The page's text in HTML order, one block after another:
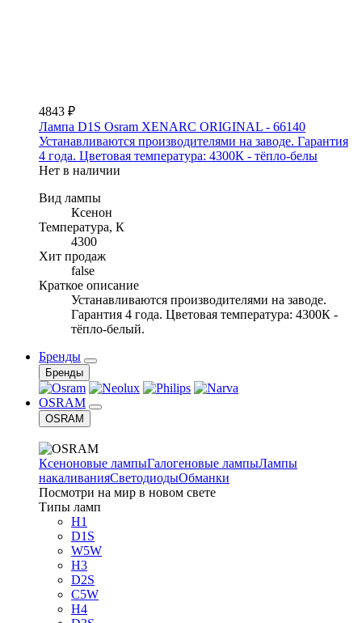
4843 ₽
Лампа D1S Osram XENARC ORIGINAL - 66140
Устанавливаются производителями на заводе. Гарантия
4 года. Цветовая температура: 4300К - тёпло-белы
Нет в наличии
Вид лампы
Ксенон
Температура, К
4300
Хит продаж
false
Краткое описание
Устанавливаются производителями на заводе.
Гарантия 4 года. Цветовая температура: 4300К -
тёпло-белый.
Бренды
Бренды
OSRAM
OSRAM
Ксеноновые лампыГалогеновые лампыЛампы
накаливанияСветодиодыОбманки
Посмотри на мир в новом свете
Типы ламп
H1
D1S
W5W
H3
D2S
C5W
H4